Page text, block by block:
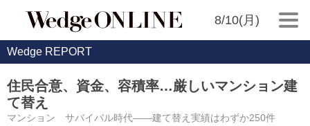
8/10(月)
Wedge REPORT
住民合意、資金、容積率…厳しいマンション建
て替え
マンション サバイバル時代――建て替え実績はわずか250件